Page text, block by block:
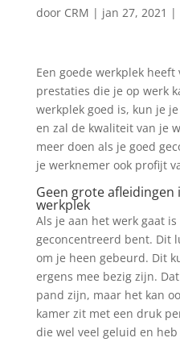
door CRM | jan 27, 2021 |
Een goede werkplek
prestaties die je op werk
werkplek goed is, kun je
en zal de kwaliteit van je
meer doen als je goed
je werknemer ook profijt
Geen grote
werkplek
Als je aan het werk gaat
geconcentreerd bent. Dit
om je heen gebeurd. Dit
ergens mee bezig zijn.
pand zijn, maar het kan
kamer zit met een druk
die wel veel geluid en